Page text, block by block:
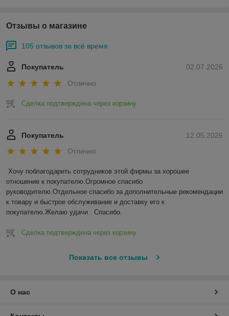
Отзывы о магазине
105 отзывов за всё время
02.07.2026
Покупатель
Отлично
Сделка подтверждена через корзину
12.05.2026
Покупатель
Отлично
Хочу поблагодарить сотрудников этой фирмы за хорошее
отношение к покупателю.Огромное спасибо
руководителю.Отдельное спасибо за дополнительные рекомендации
к товару и быстрое обслуживание и доставку его к
покупателю.Желаю удачи . Спасибо.
Сделка подтверждена через корзину
Показать все отзывы
О нас